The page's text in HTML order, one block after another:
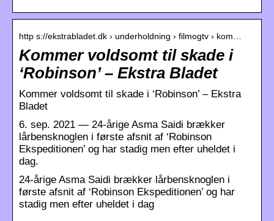
http s://ekstrabladet.dk › underholdning › filmogtv › kom…
Kommer voldsomt til skade i
‘Robinson’ – Ekstra Bladet
Kommer voldsomt til skade i ‘Robinson’ – Ekstra
Bladet
6. sep. 2021 — 24-årige Asma Saidi brækker
lårbensknoglen i første afsnit af ‘Robinson
Ekspeditionen’ og har stadig men efter uheldet i
dag.
24-årige Asma Saidi brækker lårbensknoglen i
første afsnit af ‘Robinson Ekspeditionen’ og har
stadig men efter uheldet i dag